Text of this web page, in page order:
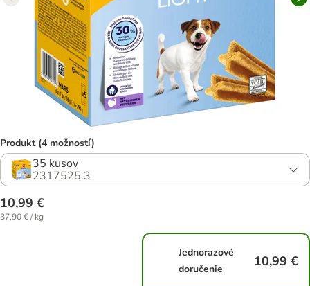
Produkt (4 možností)
35 kusov
2317525.3
10,99 €
37,90 € / kg
Jednorazové
doručenie
10,99 €